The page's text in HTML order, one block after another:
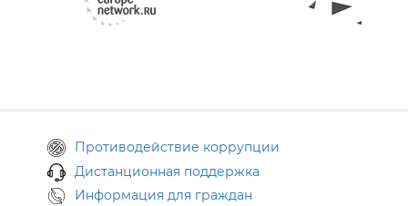
Противодействие коррупции
Дистанционная поддержка
Информация для граждан